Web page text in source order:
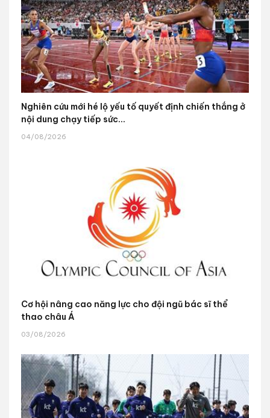
Nghiên cứu mới hé lộ yếu tố quyết định chiến thắng ở
nội dung chạy tiếp sức...
04/08/2026
Cơ hội nâng cao năng lực cho đội ngũ bác sĩ thể
thao châu Á
03/08/2026